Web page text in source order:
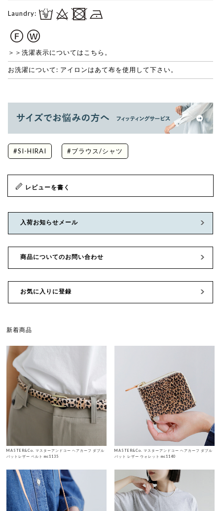
Laundry:
＞＞洗濯表示についてはこちら。
お洗濯について: アイロンはあて布を使用して下さい。
#SI-HIRAI #ブラウス/シャツ
レビューを書く
入荷お知らせメール
商品についてのお問い合わせ
お気に入りに登録
新着商品
MASTER&Co. マスターアンドコー ヘアカーフ ダブル
バットレザー ベルト mc1135
MASTER&Co. マスターアンドコー ヘアカーフ ダブル
バット レザー ウォレット mc1140